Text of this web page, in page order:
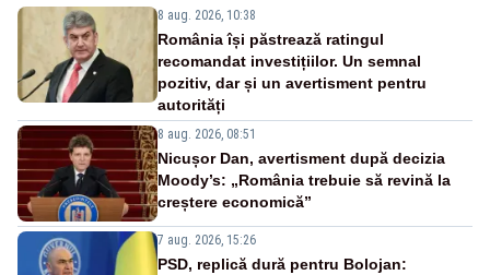
8 aug. 2026, 10:38
România își păstrează ratingul
recomandat investițiilor. Un semnal
pozitiv, dar și un avertisment pentru
autorități
8 aug. 2026, 08:51
Nicușor Dan, avertisment după decizia
Moody’s: „România trebuie să revină la
creștere economică”
7 aug. 2026, 15:26
PSD, replică dură pentru Bolojan: